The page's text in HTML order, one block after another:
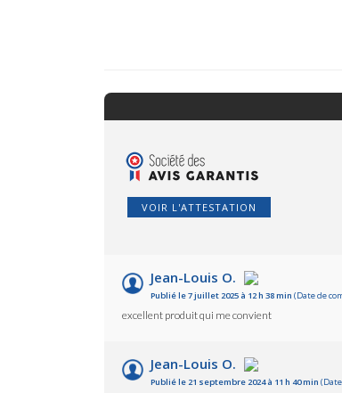
VOIR L'ATTESTATION
Jean-Louis O.
Publié le 7 juillet 2025 à 12 h 38 min (Date de
excellent produit qui me convient
Jean-Louis O.
Publié le 21 septembre 2024 à 11 h 40 min